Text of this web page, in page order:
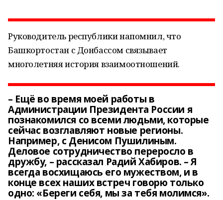
Руководитель республики напомнил, что
Башкортостан с Донбассом связывает
многолетняя история взаимоотношений.
– Ещё во время моей работы в
Администрации Президента России я
познакомился со всеми людьми, которые
сейчас возглавляют новые регионы.
Например, с Денисом Пушилиным.
Деловое сотрудничество переросло в
дружбу, – рассказал Радий Хабиров. – Я
всегда восхищаюсь его мужеством, и в
конце всех наших встреч говорю только
одно: «Береги себя, мы за тебя молимся».